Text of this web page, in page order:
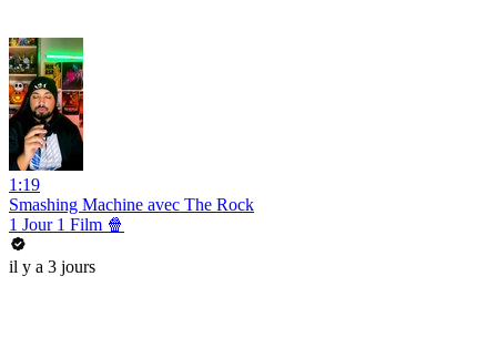
1:19
Smashing Machine avec The Rock
1 Jour 1 Film 🍿
il y a 3 jours